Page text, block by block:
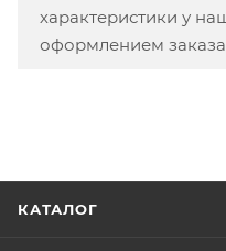
характеристики у
оформлением
КАТАЛОГ